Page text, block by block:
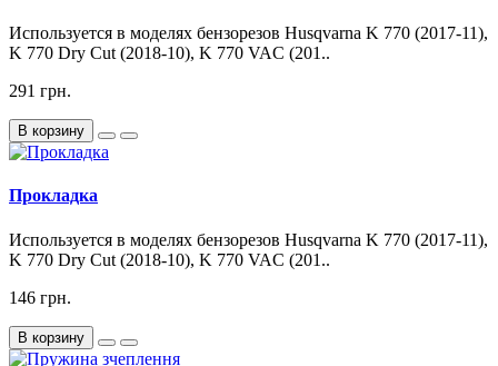
Используется в моделях бензорезов Husqvarna K 770 (2017-11),
K 770 Dry Cut (2018-10), K 770 VAC (201..
291 грн.
В корзину
Прокладка
Используется в моделях бензорезов Husqvarna K 770 (2017-11),
K 770 Dry Cut (2018-10), K 770 VAC (201..
146 грн.
В корзину